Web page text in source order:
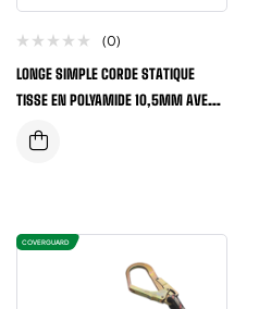
(0)
LONGE SIMPLE CORDE STATIQUE
TISSE EN POLYAMIDE 10,5MM AVEC
ABSORBEUR D’ENERGIE
COVERGUARD